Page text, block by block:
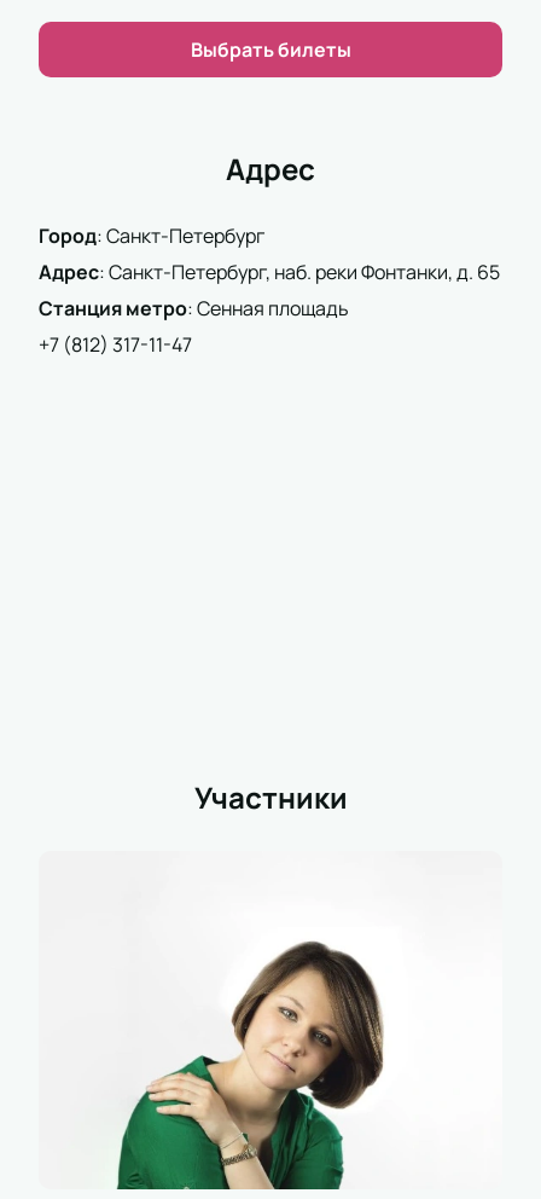
программе. Билеты можно забронировать заранее
через сайт или получить помощь по контактам
нашем сайте. Оплата проходит безопасно,
оформления заказа.
Выбирайте места через схему зала и посещайте
мероприятия вместе с нами.
Выбрать билеты
Адрес
Город:Санкт-Петербург
Адрес:Санкт-Петербург, наб. реки Фонтанки, д. 65
Станция метро:Сенная площадь
+7 (812) 317-11-47
Участники